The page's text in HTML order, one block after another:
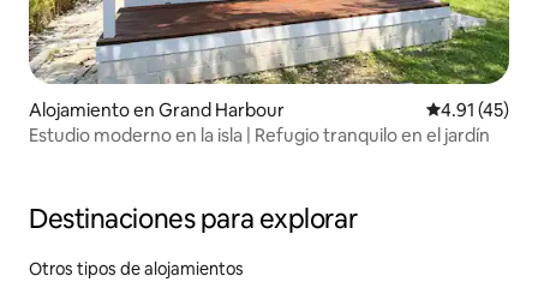
Alojamiento en Grand Harbour Calificación
4.91 (45)
Estudio moderno en la isla | Refugio tranquilo en el jardín
Destinaciones para explorar
Otros tipos de alojamientos